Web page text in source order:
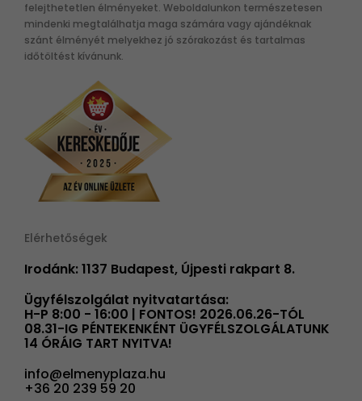
felejthetetlen élményeket. Weboldalunkon természetesen
mindenki megtalálhatja maga számára vagy ajándéknak
szánt élményét melyekhez jó szórakozást és tartalmas
időtöltést kívánunk.
Elérhetőségek
Irodánk: 1137 Budapest, Újpesti rakpart 8.
Ügyfélszolgálat nyitvatartása:
H-P 8:00 - 16:00 | FONTOS! 2026.06.26-TÓL
08.31-IG PÉNTEKENKÉNT ÜGYFÉLSZOLGÁLATUNK
14 ÓRÁIG TART NYITVA!
info@elmenyplaza.hu
+36 20 239 59 20